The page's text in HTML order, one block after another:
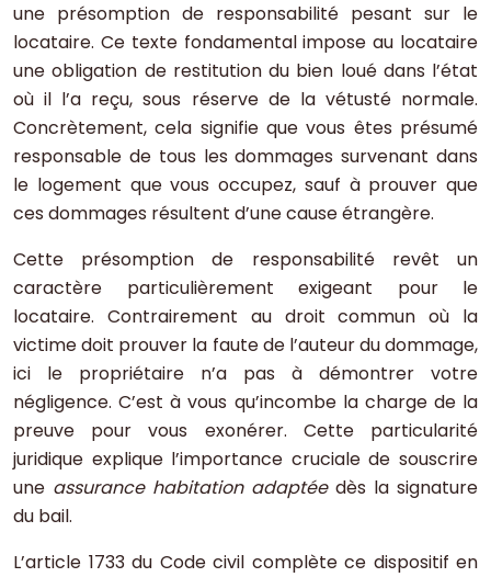
une présomption de responsabilité pesant sur le
locataire. Ce texte fondamental impose au locataire
une obligation de restitution du bien loué dans l’état
où il l’a reçu, sous réserve de la vétusté normale.
Concrètement, cela signifie que vous êtes présumé
responsable de tous les dommages survenant dans
le logement que vous occupez, sauf à prouver que
ces dommages résultent d’une cause étrangère.
Cette présomption de responsabilité revêt un
caractère particulièrement exigeant pour le
locataire. Contrairement au droit commun où la
victime doit prouver la faute de l’auteur du dommage,
ici le propriétaire n’a pas à démontrer votre
négligence. C’est à vous qu’incombe la charge de la
preuve pour vous exonérer. Cette particularité
juridique explique l’importance cruciale de souscrire
une assurance habitation adaptéedès la signature
du bail.
L’article 1733 du Code civil complète ce dispositif en